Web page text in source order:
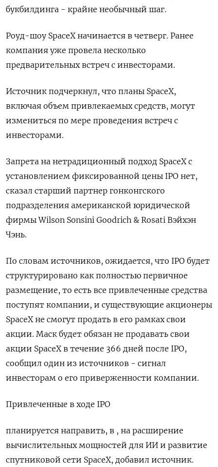
букбилдинга - крайне ⁠необычный шаг.
Роуд-шоу SpaceX начинается в четверг. ‌Ранее
компания уже провела несколько
‌предварительных встреч с инвесторами.
Источник подчеркнул, что планы SpaceX,
включая объем привлекаемых ​средств, могут
измениться по мере проведения встреч с
‌инвесторами.
Запрета на нетрадиционный подход SpaceX с
установлением фиксированной цены ​IPO нет,
сказал старший партнер гонконгского
подразделения американской юридической
‌фирмы Wilson Sonsini Goodrich & Rosati Вэйхэн
Чэнь.
По словам источников, ожидается, что IPO будет
структурировано как полностью первичное ​
размещение, то есть ​все привлеченные средства
‌поступят компании, и существующие акционеры
SpaceX не смогут продать ​в его рамках свои
акции. Маск будет обязан не продавать свои
акции SpaceX в течение 366 дней после IPO,
сообщил один из источников - сигнал
инвесторам о его приверженности компании.
Привлеченные в ходе IPO
планируется направить, в , на расширение
вычислительных мощностей для ИИ ​и развитие
спутниковой ⁠сети SpaceX, добавил источник.